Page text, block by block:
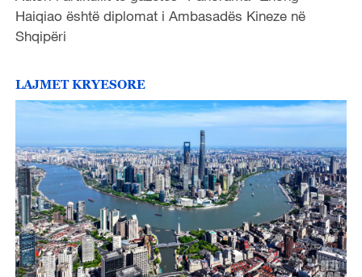
Haiqiao është diplomat i Ambasadës Kineze në
Shqipëri
LAJMET KRYESORE